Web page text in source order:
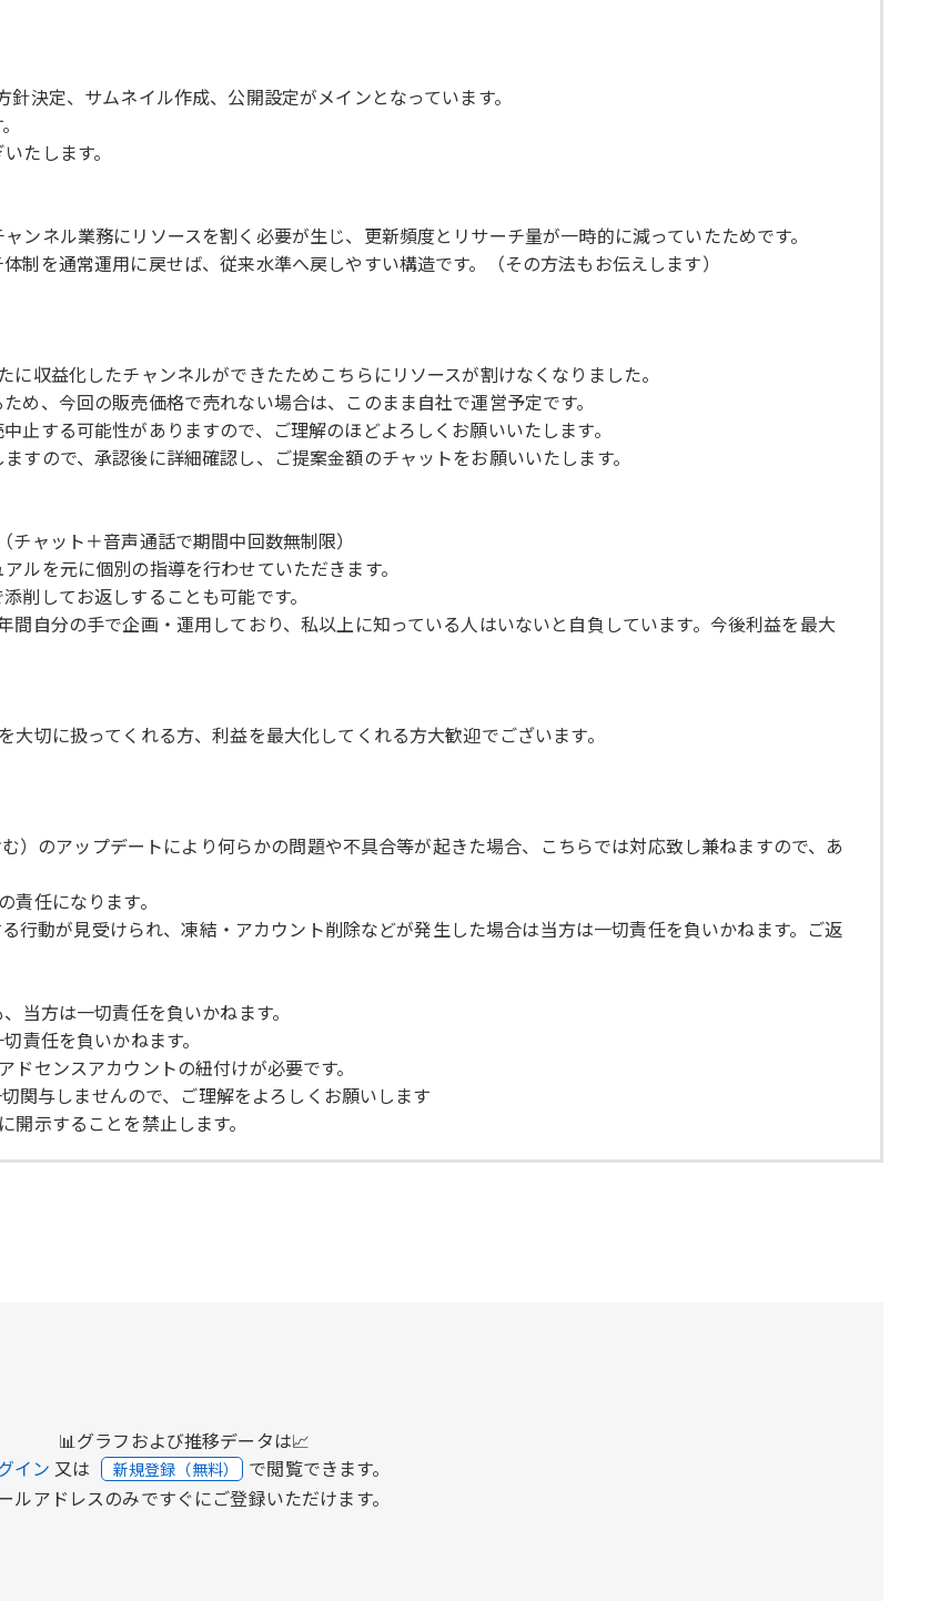
決定、サムネイル作成、公開設定がメインとなっています。
たします。
ンネル業務にリソースを割く必要が生じ、更新頻度とリサーチ量が一時的に減っていたためです。
制を通常運用に戻せば、従来水準へ戻しやすい構造です。（その方法もお伝えします）
収益化したチャンネルができたためこちらにリソースが割けなくなりました。
め、今回の販売価格で売れない場合は、このまま自社で運営予定です。
する可能性がありますので、ご理解のほどよろしくお願いいたします。
ので、承認後に詳細確認し、ご提案金額のチャットをお願いいたします。
ャット＋音声通話で期間中回数無制限）
ルを元に個別の指導を行わせていただきます。
削してお返しすることも可能です。
自分の手で企画・運用しており、私以上に知っている人はいないと自負しています。今後利益を最大
切に扱ってくれる方、利益を最大化してくれる方大歓迎でございます。
）のアップデートにより何らかの問題や不具合等が起きた場合、こちらでは対応致し兼ねますので、あ
任になります。
行動が見受けられ、凍結・アカウント削除などが発生した場合は当方は一切責任を負いかねます。ご返
当方は一切責任を負いかねます。
責任を負いかねます。
センスアカウントの紐付けが必要です。
関与しませんので、ご理解をよろしくお願いします
示することを禁止します。
📊グラフおよび推移データは📈
イン 又は 新規登録（無料） で閲覧できます。
ルアドレスのみですぐにご登録いただけます。